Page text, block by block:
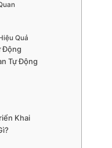
Quả
Động
Tự Động
Khai